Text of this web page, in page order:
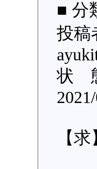
■ 分
投稿
状
【